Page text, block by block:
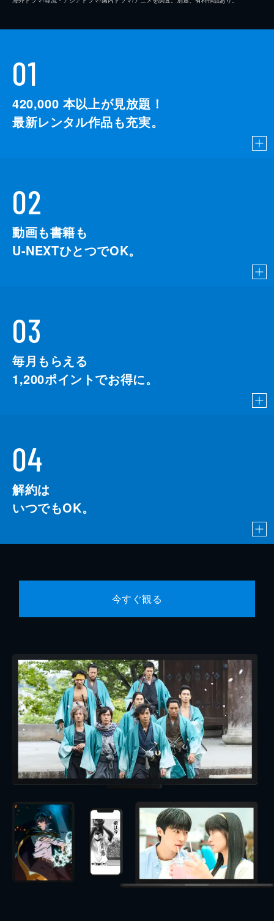
01
420,000 本以上が見放題！
最新レンタル作品も充実。
02
動画も書籍も
U-NEXTひとつでOK。
03
毎月もらえる
1,200ポイントでお得に。
04
解約は
いつでもOK。
今すぐ観る